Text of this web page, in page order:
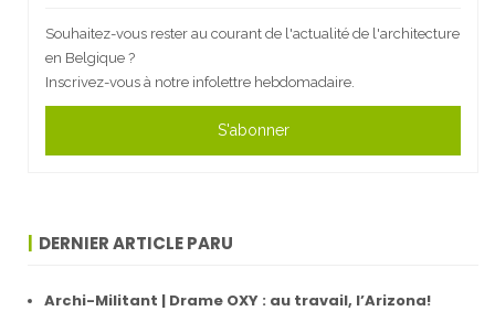
Souhaitez-vous rester au courant de l'actualité de l'architecture
en Belgique ?
Inscrivez-vous à notre infolettre hebdomadaire.
S'abonner
DERNIER ARTICLE PARU
Archi-Militant | Drame OXY : au travail, l’Arizona!